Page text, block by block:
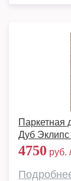
Паркетная
Дуб
4750 руб.